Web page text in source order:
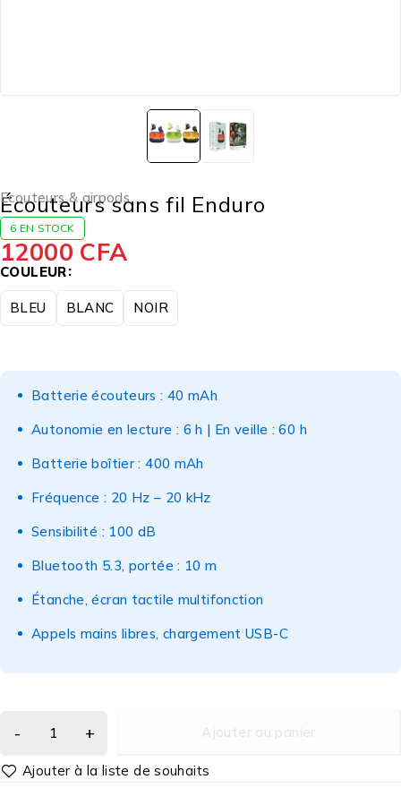
Ecouteurs & airpods
Écouteurs sans fil Enduro
6 EN STOCK
12000 CFA
COULEUR
BLEU BLANC NOIR
Batterie écouteurs : 40 mAh
Autonomie en lecture : 6 h | En veille : 60 h
Batterie boîtier : 400 mAh
Fréquence : 20 Hz – 20 kHz
Sensibilité : 100 dB
Bluetooth 5.3, portée : 10 m
Étanche, écran tactile multifonction
Appels mains libres, chargement USB-C
Ajouter au panier